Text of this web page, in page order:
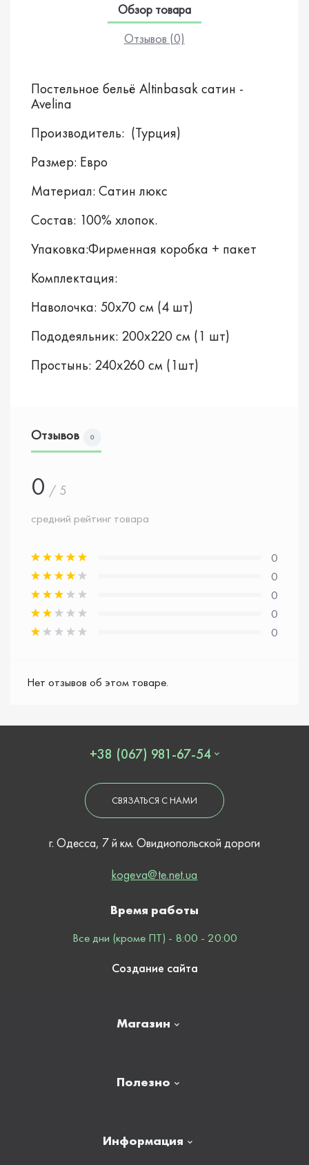
Обзор товара
Отзывов (0)
Постельное бельё Altinbasak сатин -
Avelina
Производитель: (Турция)
Размер: Евро
Материал: Сатин люкс
Состав: 100% хлопок.
Упаковка:Фирменная коробка + пакет
Комплектация:
Наволочка: 50х70 см (4 шт)
Пододеяльник: 200х220 см (1 шт)
Простынь: 240х260 см (1шт)
Отзывов 0
0 / 5
средний рейтинг товара
0
0
0
0
0
Нет отзывов об этом товаре.
+38 (067) 981-67-54
СВЯЗАТЬСЯ С НАМИ
г. Одесса, 7 й км. Овидиопольской дороги
kogeva@te.net.ua
Магазин
Полезно
Информация
Время работы
Все дни (кроме ПТ) - 8:00 - 20:00
Создание сайта